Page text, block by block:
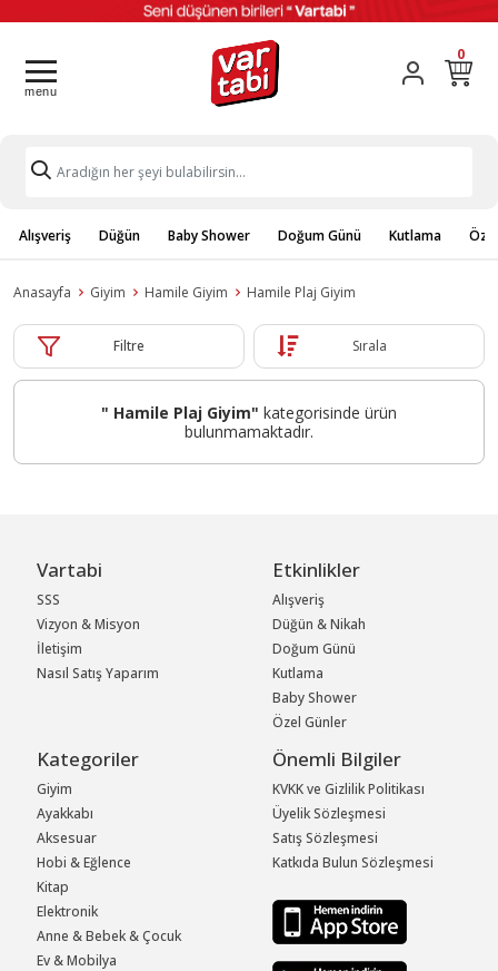
0
Alışveriş Düğün Baby Shower Doğum Günü Kutlama
Anasayfa Giyim Hamile Giyim Hamile Plaj Giyim
Filtre Sırala
" Hamile Plaj Giyim" kategorisinde ürün
bulunmamaktadır.
Vartabi
SSS
Vizyon & Misyon
İletişim
Nasıl Satış Yaparım
Etkinlikler
Alışveriş
Düğün & Nikah
Doğum Günü
Kutlama
Baby Shower
Özel Günler
Kategoriler
Giyim
Ayakkabı
Aksesuar
Hobi & Eğlence
Kitap
Elektronik
Anne & Bebek & Çocuk
Ev & Mobilya
Önemli Bilgiler
KVKK ve Gizlilik Politikası
Üyelik Sözleşmesi
Satış Sözleşmesi
Katkıda Bulun Sözleşmesi